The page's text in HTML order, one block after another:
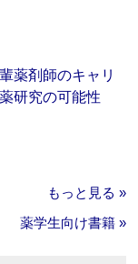
薬剤師のキャリ
研究の可能性
もっと見る »
薬学生向け書籍 »